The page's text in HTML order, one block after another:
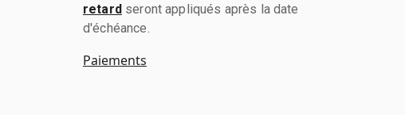
retardseront appliqués après la date
d'échéance.
Paiements